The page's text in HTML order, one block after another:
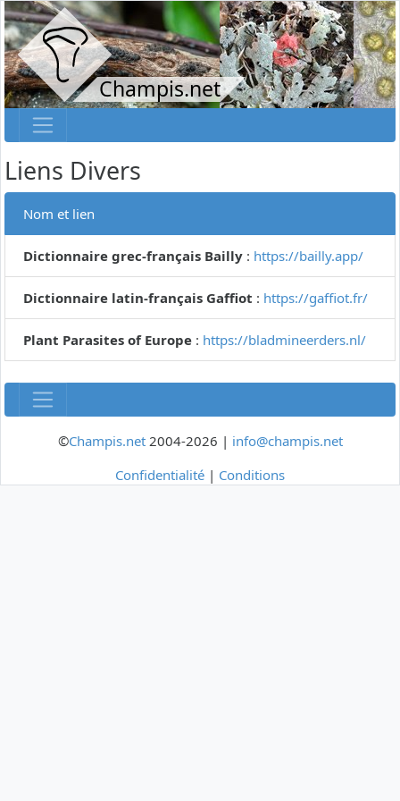
Champis.net
Liens Divers
Nom et lien
Dictionnaire grec-français Bailly : https://bailly.app/
Dictionnaire latin-français Gaffiot : https://gaffiot.fr/
Plant Parasites of Europe : https://bladmineerders.nl/
©Champis.net2004-2026 | info@champis.net
Confidentialité | Conditions